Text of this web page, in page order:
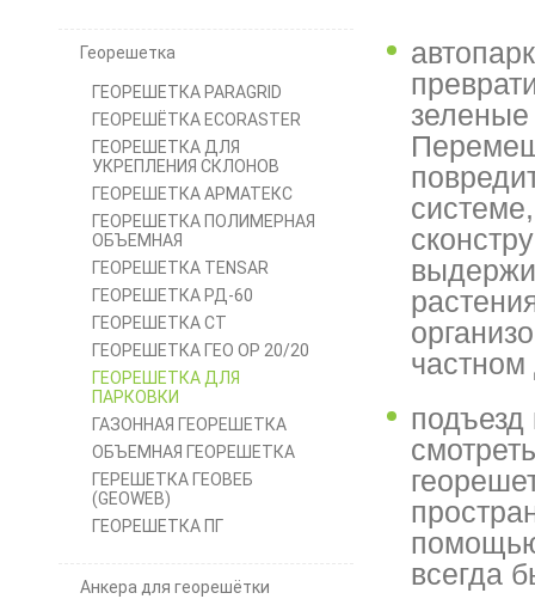
Георешетка
ГЕОРЕШЕТКА PARAGRID
ГЕОРЕШЁТКА ECORASTER
ГЕОРЕШЕТКА ДЛЯ
УКРЕПЛЕНИЯ СКЛОНОВ
ГЕОРЕШЕТКА АРМАТЕКС
ГЕОРЕШЕТКА ПОЛИМЕРНАЯ
ОБЪЕМНАЯ
ГЕОРЕШЕТКА TENSAR
ГЕОРЕШЕТКА РД-60
ГЕОРЕШЕТКА СТ
ГЕОРЕШЕТКА ГЕО ОР 20/20
ГЕОРЕШЕТКА ДЛЯ
ПАРКОВКИ
ГАЗОННАЯ ГЕОРЕШЕТКА
ОБЪЕМНАЯ ГЕОРЕШЕТКА
ГЕРЕШЕТКА ГЕОВЕБ
(GEOWEB)
ГЕОРЕШЕТКА ПГ
Анкера для георешётки
зеленые
подъезд
всегда